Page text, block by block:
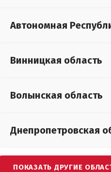
Автономная
Винницкая область
Волынская область
Днепропетровская
ПОКАЗАТЬ ДРУГИЕ